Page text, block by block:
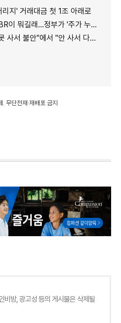
지' 거래대금 첫 1조 아래로
…정부가 '주가 누르기'에 칼 빼든 이유
에서 "안 사서 다행"으로…증시 덮친 '조모'
무단전재·재배포 금지